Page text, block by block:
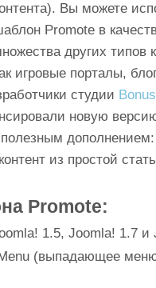
Вы можете
Promote в
других типов
игровые порталы,
студии
новую
из простой
Promote:
1.5, Joomla! 1.7 и
(выпадающее